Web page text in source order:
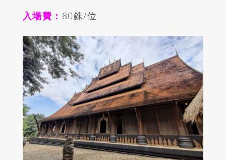
入場費： 80銖/位